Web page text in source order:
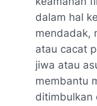
dalam hal
mendadak,
atau cacat
jiwa atau
membantu
ditimbulkan